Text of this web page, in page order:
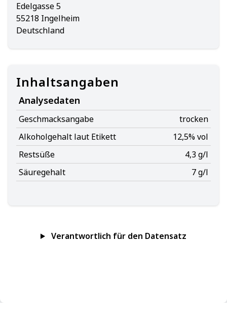
Edelgasse 5
55218 Ingelheim
Deutschland
Inhaltsangaben
Analysedaten
Geschmacksangabe
trocken
Alkoholgehalt laut Etikett
12,5% vol
Restsüße
4,3 g/l
Säuregehalt
7 g/l
Verantwortlich für den Datensatz